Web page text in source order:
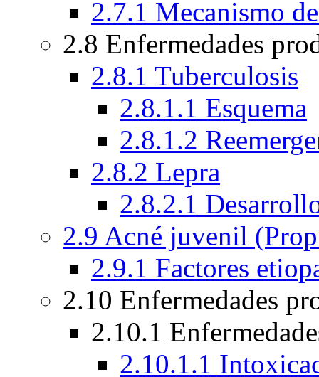
2.7.1 Mecanismo
2.8 Enfermedades
2.8.1 Tuberculosis
2.8.1.1 Esquema
2.8.1.2
2.8.2 Lepra
2.8.2.1
2.9 Acné juvenil
2.9.1 Factores
2.10 Enfermedades
2.10.1
2.10.1.1